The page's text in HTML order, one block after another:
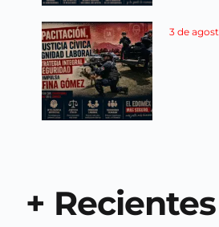
3 de
+ Recientes